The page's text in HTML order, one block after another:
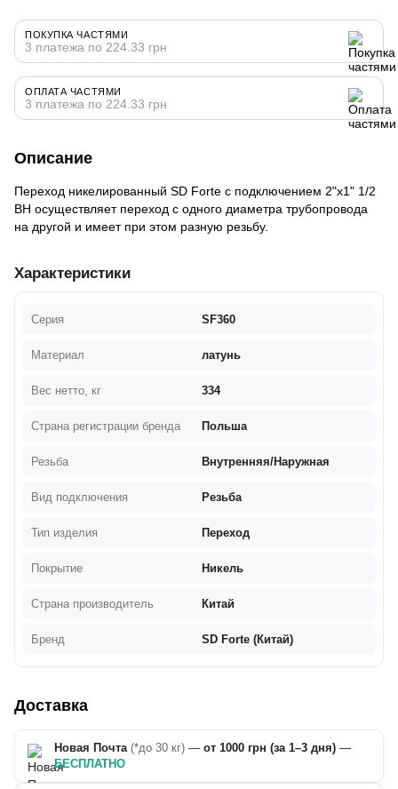
ПОКУПКА ЧАСТЯМИ
3 платежа по 224.33 грн
ОПЛАТА ЧАСТЯМИ
3 платежа по 224.33 грн
Описание
Переход никелированный SD Forte с подключением 2"х1" 1/2
ВН осуществляет переход с одного диаметра трубопровода
на другой и имеет при этом разную резьбу.
Характеристики
Серия SF360
Материал латунь
Вес нетто, кг 334
Страна регистрации бренда Польша
Резьба Внутренняя/Наружная
Вид подключения Резьба
Тип изделия Переход
Покрытие Никель
Страна производитель Китай
Бренд SD Forte (Китай)
Доставка
Новая Почта (*до 30 кг) — от 1000 грн (за 1–3 дня) —
БЕСПЛАТНО